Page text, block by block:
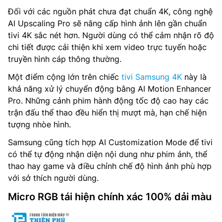
Đối với các nguồn phát chưa đạt chuẩn 4K, công nghệ
AI Upscaling Pro sẽ nâng cấp hình ảnh lên gần chuẩn
tivi 4K sắc nét hơn. Người dùng có thể cảm nhận rõ độ
chi tiết được cải thiện khi xem video trực tuyến hoặc
truyền hình cáp thông thường.
Một điểm cộng lớn trên chiếc tivi Samsung 4K này là
khả năng xử lý chuyển động bằng AI Motion Enhancer
Pro. Những cảnh phim hành động tốc độ cao hay các
trận đấu thể thao đều hiển thị mượt mà, hạn chế hiện
tượng nhòe hình.
Samsung cũng tích hợp AI Customization Mode để tivi
có thể tự động nhận diện nội dung như phim ảnh, thể
thao hay game và điều chỉnh chế độ hình ảnh phù hợp
với sở thích người dùng.
Micro RGB tái hiện chính xác 100% dải màu